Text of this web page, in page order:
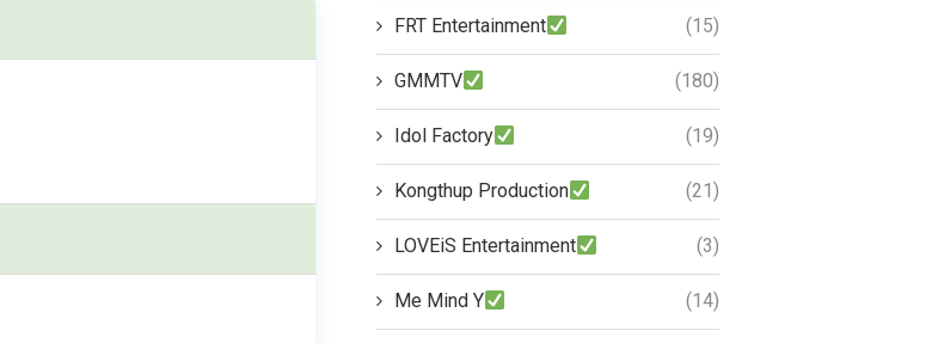
FRT Entertainment (15)
GMMTV (180)
Idol Factory (19)
Kongthup Production (21)
LOVEiS Entertainment (3)
Me Mind Y (14)